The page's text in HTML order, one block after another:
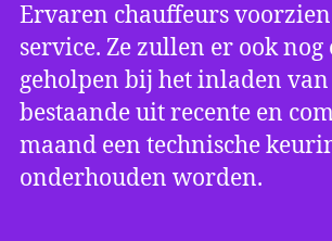
Ervaren chauffeurs
service. Ze zullen er ook
geholpen bij het inladen
bestaande uit recente en
maand een technische
onderhouden worden.